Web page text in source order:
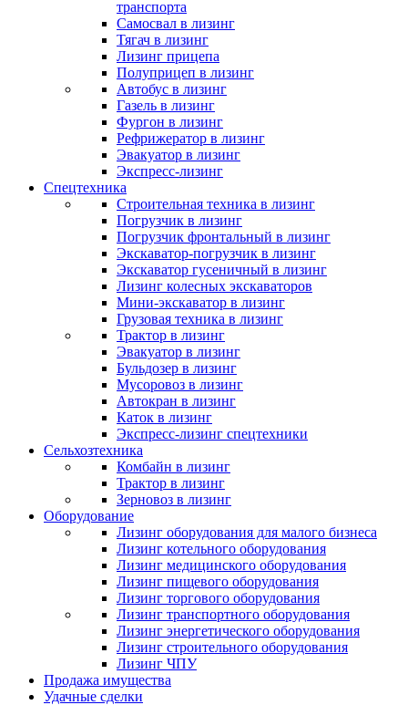
транспорта
Самосвал в лизинг
Тягач в лизинг
Лизинг прицепа
Полуприцеп в лизинг
Автобус в лизинг
Газель в лизинг
Фургон в лизинг
Рефрижератор в лизинг
Эвакуатор в лизинг
Экспресс-лизинг
Спецтехника
Строительная техника в лизинг
Погрузчик в лизинг
Погрузчик фронтальный в лизинг
Экскаватор-погрузчик в лизинг
Экскаватор гусеничный в лизинг
Лизинг колесных экскаваторов
Мини-экскаватор в лизинг
Грузовая техника в лизинг
Трактор в лизинг
Эвакуатор в лизинг
Бульдозер в лизинг
Мусоровоз в лизинг
Автокран в лизинг
Каток в лизинг
Экспресс-лизинг спецтехники
Сельхозтехника
Комбайн в лизинг
Трактор в лизинг
Зерновоз в лизинг
Оборудование
Лизинг оборудования для малого бизнеса
Лизинг котельного оборудования
Лизинг медицинского оборудования
Лизинг пищевого оборудования
Лизинг торгового оборудования
Лизинг транспортного оборудования
Лизинг энергетического оборудования
Лизинг строительного оборудования
Лизинг ЧПУ
Продажа имущества
Удачные сделки